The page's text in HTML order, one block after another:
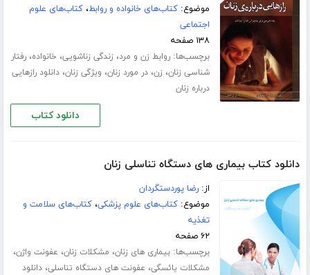
موضوع:کتاب‌های خانواده و روابط،کتاب‌های علوم
اجتماعی
۱۳۸ صفحه
برچسب‌ها:روابط زن و مرد، زندگی زناشویی، خانواده،رفتار
شناسی زنان، زن،در مورد زنان، ویژگی زنان،دانلود رازهایی
درباره زنان
دانلود کتاب
دانلود کتاب بیماری های دستگاه تناسلی زنان
از:رضا پوردستگردان
موضوع:کتاب‌های علوم پزشکی،کتاب‌های سلامت و
تغذیه
۶۲ صفحه
برچسب‌ها:بیماری های زنان، مشکلات زنان، عفونت واژن،
مشکلات یائسگی، عفونت های دستگاه تناسلی،دانلود